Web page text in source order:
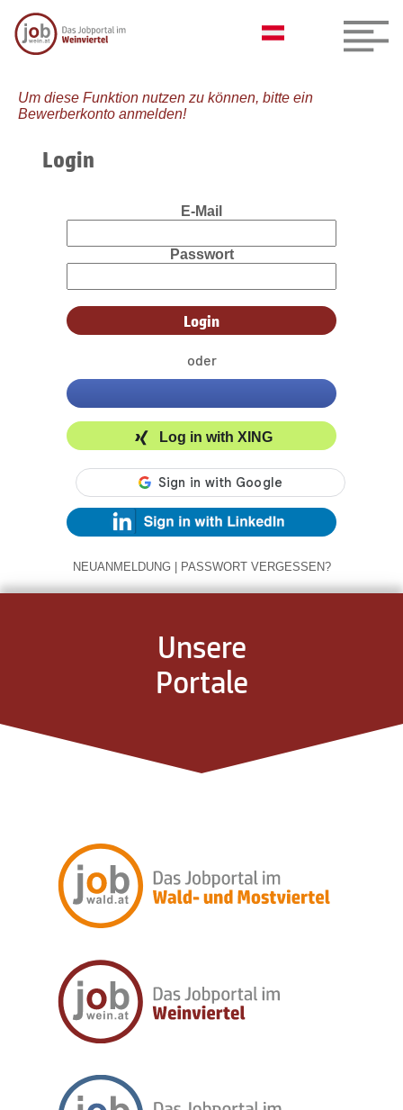
Um diese Funktion nutzen zu können, bitte ein
Bewerberkonto anmelden!
Login
E-Mail
Passwort
oder
Log in with XING
NEUANMELDUNG | PASSWORT VERGESSEN?
Unsere
Portale